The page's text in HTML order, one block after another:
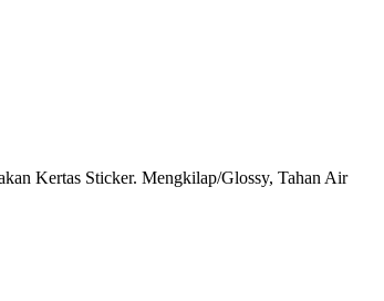
Kertas Sticker. Mengkilap/Glossy, Tahan Air